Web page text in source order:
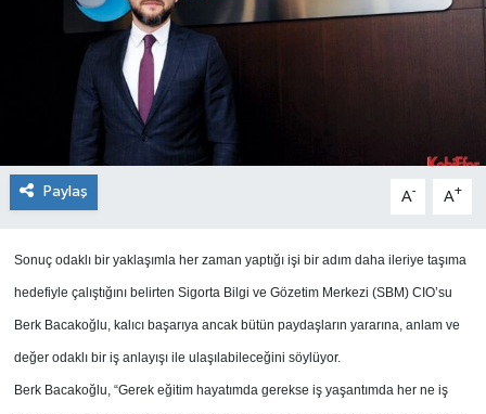
Paylaş A- A+
Sonuç odaklı bir yaklaşımla her zaman yaptığı işi bir adım daha ileriye taşıma
hedefiyle çalıştığını belirten Sigorta Bilgi ve Gözetim Merkezi (SBM) CIO’su
Berk Bacakoğlu, kalıcı başarıya ancak bütün paydaşların yararına, anlam ve
değer odaklı bir iş anlayışı ile ulaşılabileceğini söylüyor.
Berk Bacakoğlu, “Gerek eğitim hayatımda gerekse iş yaşantımda her ne iş